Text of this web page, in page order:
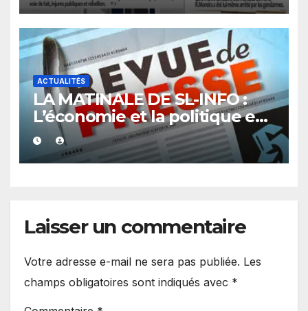
ACTUALITÉS
LA MATINALE DE SL-INFO :
L’économie et la politique en
vedette
Laisser un commentaire
Votre adresse e-mail ne sera pas publiée. Les
champs obligatoires sont indiqués avec *